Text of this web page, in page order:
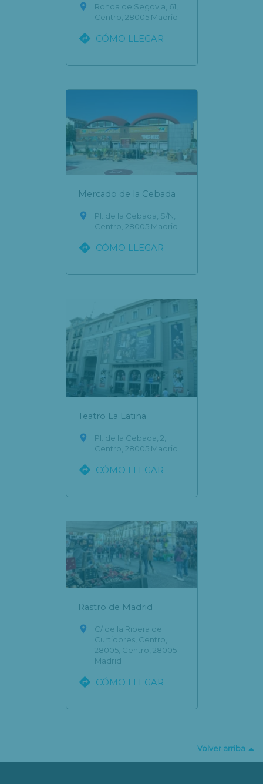

Ronda de Segovia, 61,
Centro, 28005 Madrid
 CÓMO LLEGAR
Mercado de la Cebada

Pl. de la Cebada, S/N,
Centro, 28005 Madrid
 CÓMO LLEGAR
Teatro La Latina

Pl. de la Cebada, 2,
Centro, 28005 Madrid
 CÓMO LLEGAR
Rastro de Madrid

C/ de la Ribera de
Curtidores, Centro,
28005, Centro, 28005
Madrid
 CÓMO LLEGAR
Volver arriba